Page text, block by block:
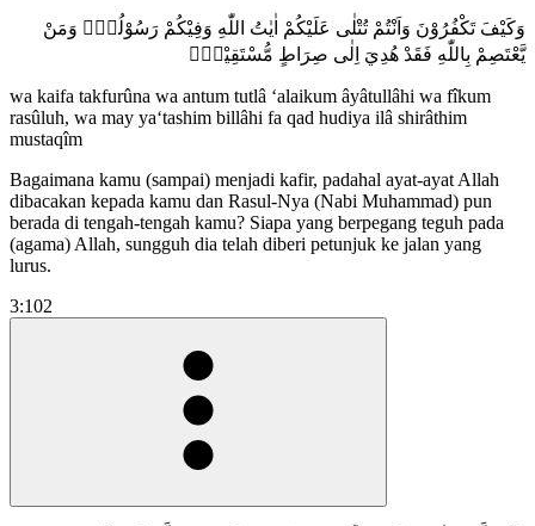
وَكَيْفَ تَكْفُرُوْنَ وَاَنْتُمْ تُتْلٰى عَلَيْكُمْ اٰيٰتُ اللّٰهِ وَفِيْكُمْ رَسُوْلُهٗۗ وَمَنْ
يَّعْتَصِمْ بِاللّٰهِ فَقَدْ هُدِيَ اِلٰى صِرَاطٍ مُّسْتَقِيْمٍࣖ
wa kaifa takfurûna wa antum tutlâ ‘alaikum âyâtullâhi wa fîkum
rasûluh, wa may ya‘tashim billâhi fa qad hudiya ilâ shirâthim
mustaqîm
Bagaimana kamu (sampai) menjadi kafir, padahal ayat-ayat Allah
dibacakan kepada kamu dan Rasul-Nya (Nabi Muhammad) pun
berada di tengah-tengah kamu? Siapa yang berpegang teguh pada
(agama) Allah, sungguh dia telah diberi petunjuk ke jalan yang
lurus.
3:102